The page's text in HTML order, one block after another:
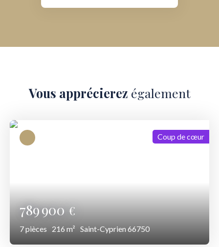
Vous apprécierez également
789 900€
7pièces 216 m² Saint-Cyprien 66750
Coup de cœur